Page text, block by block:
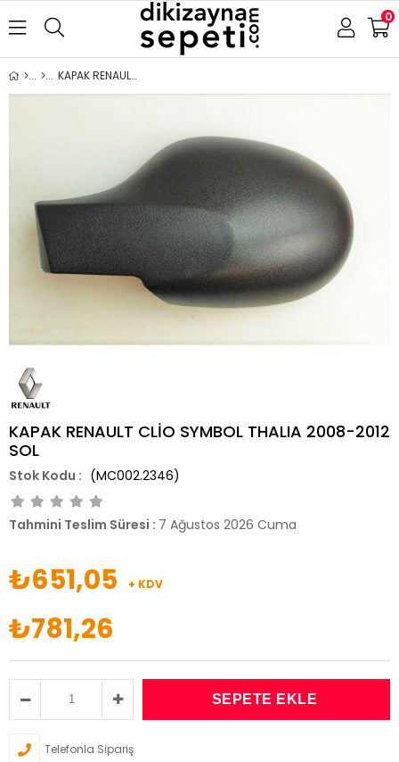
0
KAPAK RENAULT CLİO SYMBOL THALIA 2008-2012 SOL
KAPAK RENAULT CLİO SYMBOL THALIA 2008-2012
SOL
(MC002.2346)
Tahmini Teslim Süresi : 7 Ağustos 2026 Cuma
₺651,05 + KDV
₺781,26
Telefonla Sipariş